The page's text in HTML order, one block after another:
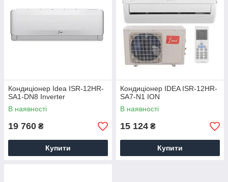
Кондиціонер Idea ISR-12HR-
SA1-DN8 Inverter
В наявності
19 760 ₴
Купити
Кондиціонер IDEA ISR-12HR-
SA7-N1 ION
В наявності
15 124 ₴
Купити